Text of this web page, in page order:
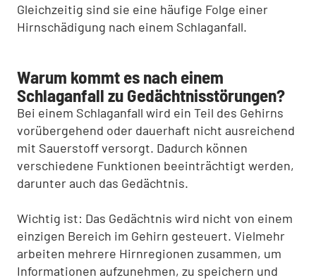
Gleichzeitig sind sie eine häufige Folge einer
Hirnschädigung nach einem Schlaganfall.
Warum kommt es nach einem
Schlaganfall zu Gedächtnisstörungen?
Bei einem Schlaganfall wird ein Teil des Gehirns
vorübergehend oder dauerhaft nicht ausreichend
mit Sauerstoff versorgt. Dadurch können
verschiedene Funktionen beeinträchtigt werden,
darunter auch das Gedächtnis.
Wichtig ist: Das Gedächtnis wird nicht von einem
einzigen Bereich im Gehirn gesteuert. Vielmehr
arbeiten mehrere Hirnregionen zusammen, um
Informationen aufzunehmen, zu speichern und